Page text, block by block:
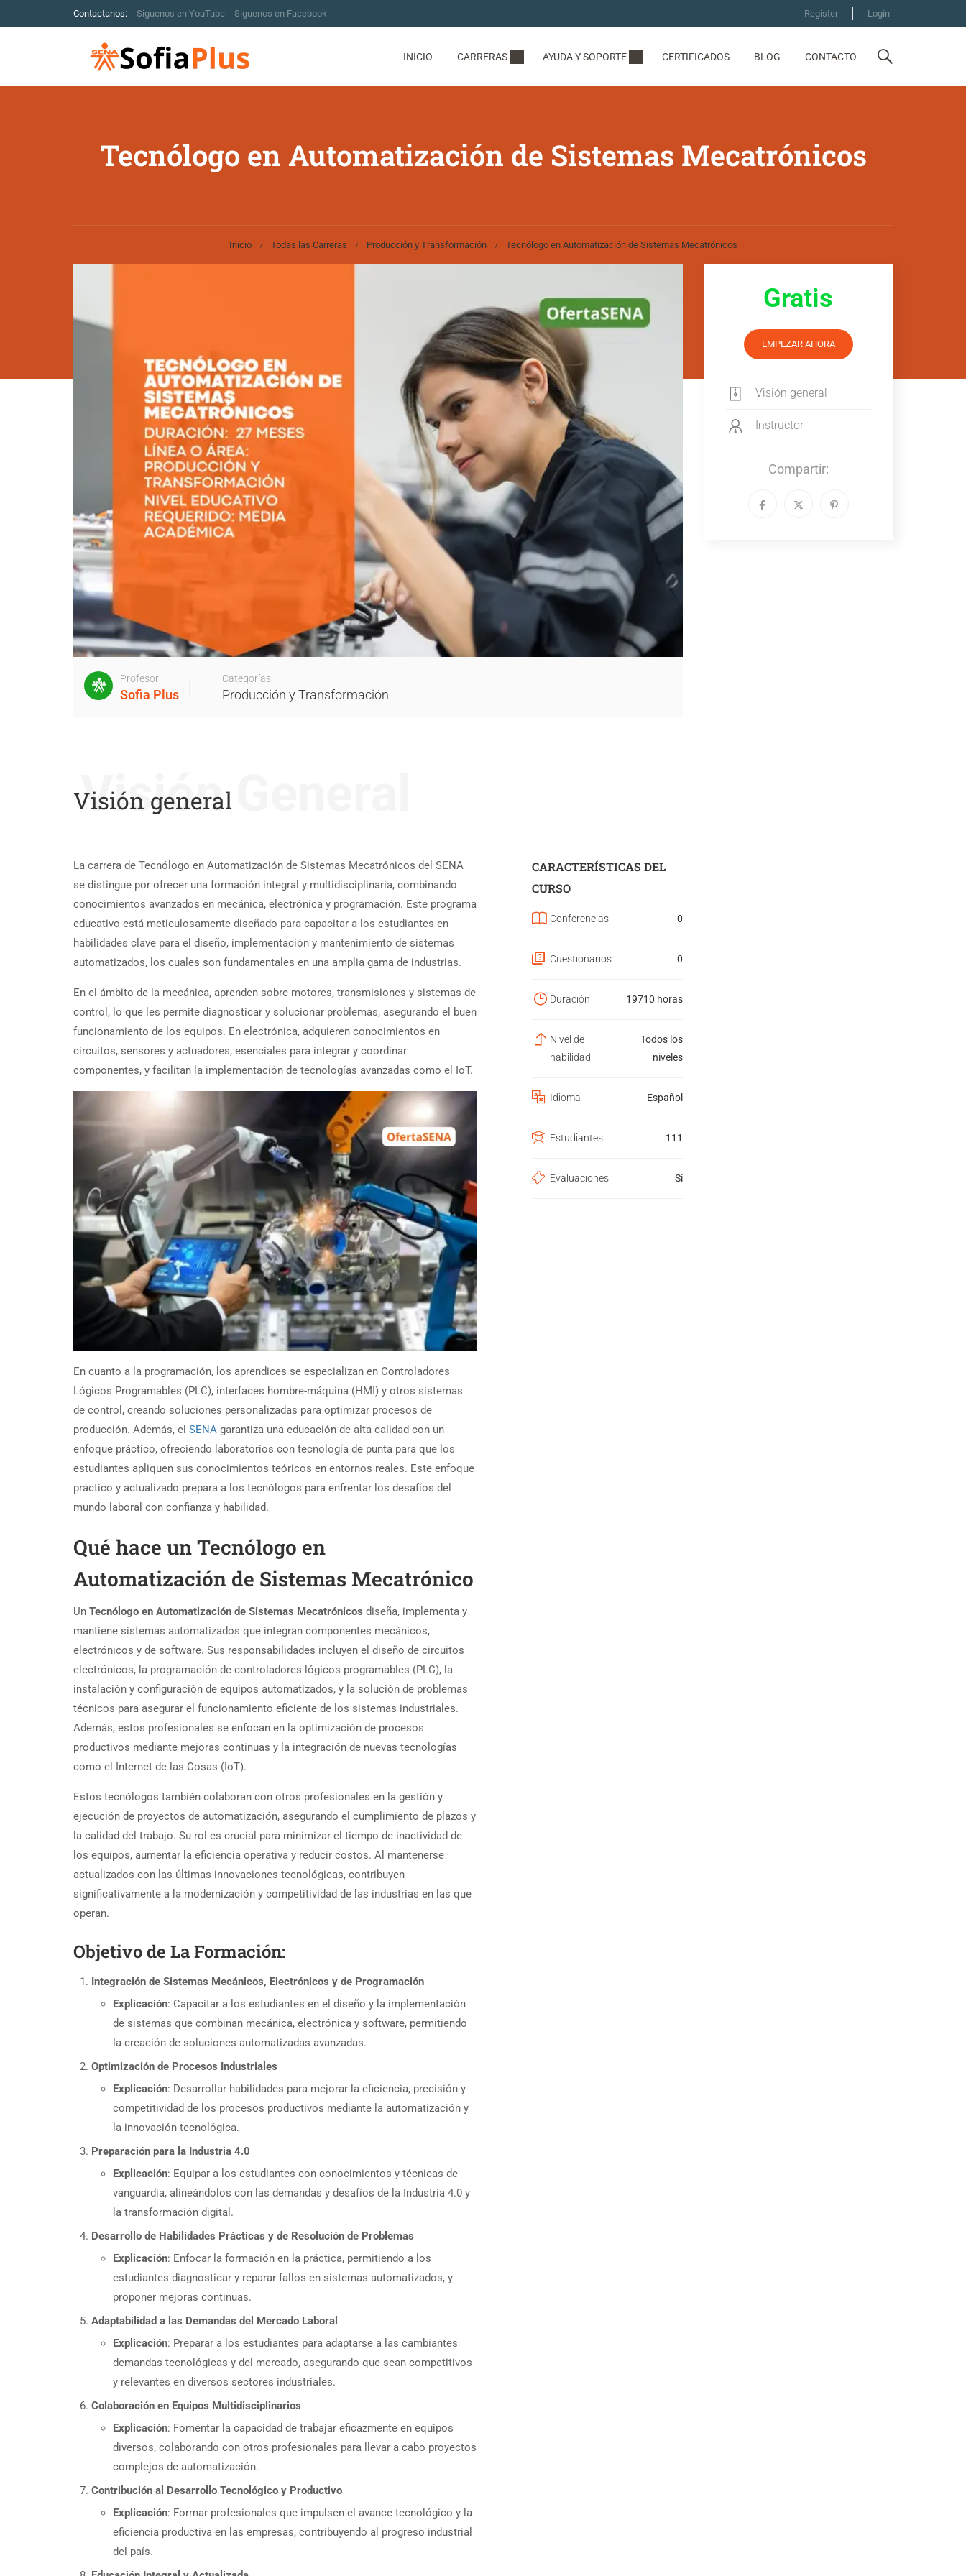
Contactanos: Siguenos en YouTube Siguenos en Facebook Register Login
INICIO CARRERAS AYUDA Y SOPORTE CERTIFICADOS BLOG CONTACTO
Tecnólogo en Automatización de Sistemas Mecatrónicos
Inicio Todas las Carreras Producción y Transformación Tecnólogo en Automatización de Sistemas Mecatrónicos
Profesor
Sofia Plus
Categorías
Producción y Transformación
Visión general
Visión General
La carrera de Tecnólogo en Automatización de Sistemas Mecatrónicos del SENA
se distingue por ofrecer una formación integral y multidisciplinaria, combinando
conocimientos avanzados en mecánica, electrónica y programación. Este programa
educativo está meticulosamente diseñado para capacitar a los estudiantes en
habilidades clave para el diseño, implementación y mantenimiento de sistemas
automatizados, los cuales son fundamentales en una amplia gama de industrias.
En el ámbito de la mecánica, aprenden sobre motores, transmisiones y sistemas de
control, lo que les permite diagnosticar y solucionar problemas, asegurando el buen
funcionamiento de los equipos. En electrónica, adquieren conocimientos en
circuitos, sensores y actuadores, esenciales para integrar y coordinar
componentes, y facilitan la implementación de tecnologías avanzadas como el IoT.
En cuanto a la programación, los aprendices se especializan en Controladores
Lógicos Programables (PLC), interfaces hombre-máquina (HMI) y otros sistemas
de control, creando soluciones personalizadas para optimizar procesos de
producción. Además, el SENA garantiza una educación de alta calidad con un
enfoque práctico, ofreciendo laboratorios con tecnología de punta para que los
estudiantes apliquen sus conocimientos teóricos en entornos reales. Este enfoque
práctico y actualizado prepara a los tecnólogos para enfrentar los desafíos del
mundo laboral con confianza y habilidad.
Qué hace un Tecnólogo en
Automatización de Sistemas Mecatrónico
Un Tecnólogo en Automatización de Sistemas Mecatrónicos diseña, implementa y
mantiene sistemas automatizados que integran componentes mecánicos,
electrónicos y de software. Sus responsabilidades incluyen el diseño de circuitos
electrónicos, la programación de controladores lógicos programables (PLC), la
instalación y configuración de equipos automatizados, y la solución de problemas
técnicos para asegurar el funcionamiento eficiente de los sistemas industriales.
Además, estos profesionales se enfocan en la optimización de procesos
productivos mediante mejoras continuas y la integración de nuevas tecnologías
como el Internet de las Cosas (IoT).
Estos tecnólogos también colaboran con otros profesionales en la gestión y
ejecución de proyectos de automatización, asegurando el cumplimiento de plazos y
la calidad del trabajo. Su rol es crucial para minimizar el tiempo de inactividad de
los equipos, aumentar la eficiencia operativa y reducir costos. Al mantenerse
actualizados con las últimas innovaciones tecnológicas, contribuyen
significativamente a la modernización y competitividad de las industrias en las que
operan.
Objetivo de La Formación:
Integración de Sistemas Mecánicos, Electrónicos y de Programación
Explicación: Capacitar a los estudiantes en el diseño y la implementación
de sistemas que combinan mecánica, electrónica y software, permitiendo
la creación de soluciones automatizadas avanzadas.
Optimización de Procesos Industriales
Explicación: Desarrollar habilidades para mejorar la eficiencia, precisión y
competitividad de los procesos productivos mediante la automatización y
la innovación tecnológica.
Preparación para la Industria 4.0
Explicación: Equipar a los estudiantes con conocimientos y técnicas de
vanguardia, alineándolos con las demandas y desafíos de la Industria 4.0 y
la transformación digital.
Desarrollo de Habilidades Prácticas y de Resolución de Problemas
Explicación: Enfocar la formación en la práctica, permitiendo a los
estudiantes diagnosticar y reparar fallos en sistemas automatizados, y
proponer mejoras continuas.
Adaptabilidad a las Demandas del Mercado Laboral
Explicación: Preparar a los estudiantes para adaptarse a las cambiantes
demandas tecnológicas y del mercado, asegurando que sean competitivos
y relevantes en diversos sectores industriales.
Colaboración en Equipos Multidisciplinarios
Explicación: Fomentar la capacidad de trabajar eficazmente en equipos
diversos, colaborando con otros profesionales para llevar a cabo proyectos
complejos de automatización.
Contribución al Desarrollo Tecnológico y Productivo
Explicación: Formar profesionales que impulsen el avance tecnológico y la
eficiencia productiva en las empresas, contribuyendo al progreso industrial
del país.
CARACTERÍSTICAS DEL
CURSO
Conferencias 0
Cuestionarios 0
Duración 19710 horas
Nivel de
habilidad
Todos los
niveles
Idioma Español
Estudiantes 111
Evaluaciones Si
Gratis
EMPEZAR AHORA
Visión general
Instructor
Compartir: